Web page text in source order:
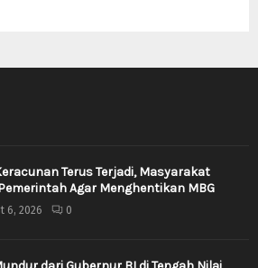
Terus Terjadi, Masyarakat
Agar Menghentikan MBG
6, 2026 0